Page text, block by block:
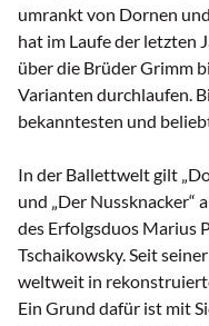
umrankt von Dornen
hat im Laufe der letzten
über die Brüder Grimm
Varianten durchlaufen.
bekanntesten und
In der Ballettwelt gilt
und „Der Nussknacker“
des Erfolgsduos Marius
Tschaikowsky. Seit
weltweit in
Ein Grund dafür ist mit